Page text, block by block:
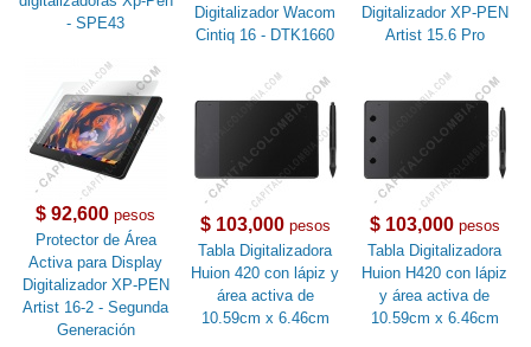
- SPE43
Digitalizador Wacom
Cintiq 16 - DTK1660
Digitalizador XP-PEN
Artist 15.6 Pro
$ 92,600 pesos
Protector de Área
Activa para Display
Digitalizador XP-PEN
Artist 16-2 - Segunda
Generación
$ 103,000pesos
Tabla Digitalizadora
Huion 420 con lápiz y
área activa de
10.59cm x 6.46cm
$ 103,000pesos
Tabla Digitalizadora
Huion H420 con lápiz
y área activa de
10.59cm x 6.46cm